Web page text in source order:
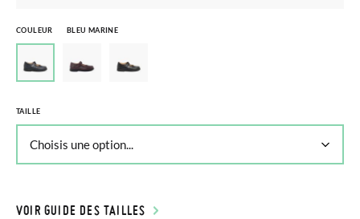
COULEUR BLEU MARINE
TAILLE
VOIR GUIDE DES TAILLES